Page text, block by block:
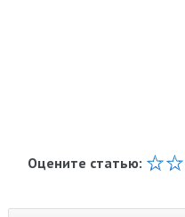
Оцените статью: